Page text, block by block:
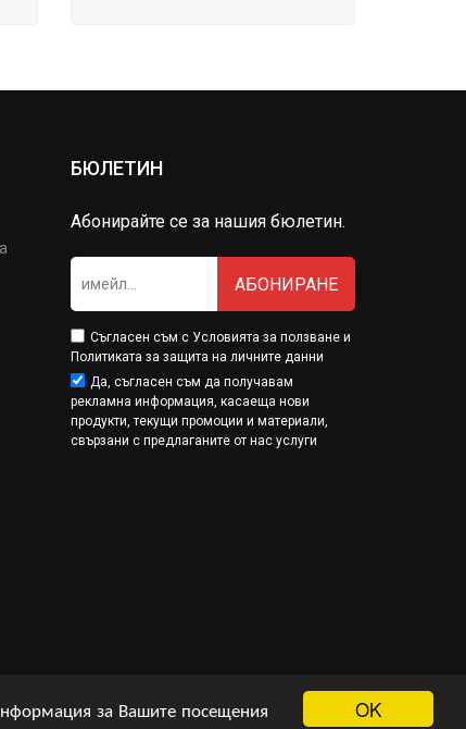
OK
за Вашите посещения
БЮЛЕТИН
Абонирайте се за нашия бюлетин.
АБОНИРАНЕ
Съгласен съм с Условията за ползванеи
Политиката за защита на личните данни
Да, съгласен съм да получавам
рекламна информация, касаеща нови
продукти, текущи промоции и материали,
свързани с предлаганите от нас услуги